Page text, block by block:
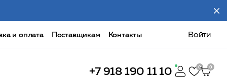
и оплата Поставщикам Контакты Войти
+7 918 190 11 10